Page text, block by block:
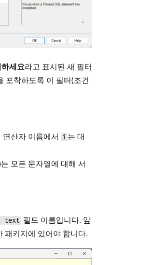
세요라고 표시된 새 필터
포착하도록 이 필터(조건
연산자 이름에서 i 는 대
모든 문자열에 대해 서
필드 이름입니다. 앞
패키지에 있어야 합니다.